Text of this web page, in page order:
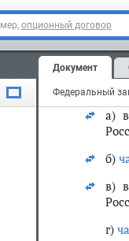
опционный договор
Документ
в
1) в
а) в
б)
в) в
г)